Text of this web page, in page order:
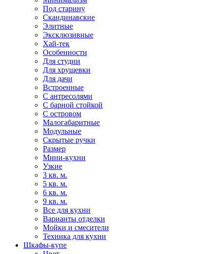
Под старину
Скандинавские
Элитные
Эксклюзивные
Хай-тек
Особенности
Для студии
Для хрущевки
Для дачи
Встроенные
С антресолями
С барной стойкой
С островом
Малогабаритные
Модульные
Скрытые ручки
Размер
Мини-кухни
Узкие
3 кв. м.
5 кв. м.
6 кв. м.
9 кв. м.
Все для кухни
Варианты отделки
Мойки и смесители
Техника для кухни
Шкафы-купе